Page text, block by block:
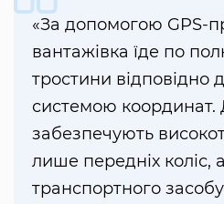
«За допомогою GPS-
вантажівка їде по
тростини відповідно
системою координат.
забезпечують
лише передніх коліс,
транспортного